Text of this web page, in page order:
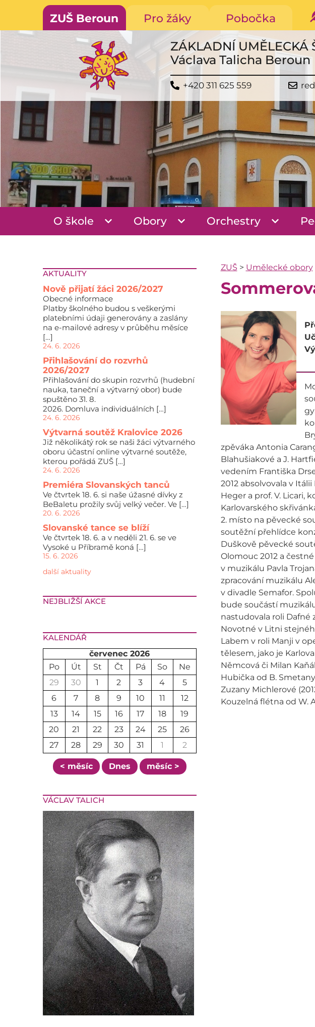
ZUŠ Beroun Pro žáky Pobočka
ZÁKLADNÍ UMĚLECKÁ
Václava Talicha Beroun
+420 311 625 559
O škole Obory Orchestry
AKTUALITY
Nově přijatí žáci 2026/2027
Obecné informace
Platby školného budou s veškerými
platebními údaji generovány a zaslány
na e-mailové adresy v průběhu měsíce
[…]
24. 6. 2026
Přihlašování do rozvrhů
2026/2027
Přihlašování do skupin rozvrhů (hudební
nauka, taneční a výtvarný obor) bude
spuštěno 31. 8.
2026. Domluva individuálních […]
24. 6. 2026
Výtvarná soutěž Kralovice 2026
Již několikátý rok se naši žáci výtvarného
oboru účastní online výtvarné soutěže,
kterou pořádá ZUŠ […]
24. 6. 2026
Premiéra Slovanských tanců
Ve čtvrtek 18. 6. si naše úžasné dívky z
BeBaletu prožily svůj velký večer. Ve […]
20. 6. 2026
Slovanské tance se blíží
Ve čtvrtek 18. 6. a v neděli 21. 6. se ve
Vysoké u Příbramě koná […]
15. 6. 2026
další aktuality
NEJBLIŽŠÍ AKCE
KALENDÁŘ
červenec 2026
Po
Út St Čt Pá So
Ne
29
30 1 2 3 4
5
6
7 8 9 10 11
12
13
14 15 16 17 18
19
20
21 22 23 24 25
26
27
28 29 30 31 1 2
< měsíc Dnes měsíc >
VÁCLAV TALICH
ZUŠ > Umělecké obory
zpěváka Antonia
Blahušiakové a J.
vedením Františka
2012 absolvovala v
Heger a prof. V. Licari,
Karlovarského
2. místo na pěvecké
soutěžní přehlídce
Duškově pěvecké
Olomouc 2012 a
v muzikálu Pavla
zpracování muzikálu
v divadle Semafor.
bude součástí
nastudovala roli Dafné
Novotné v Litni
Labem v roli Manji v
tělesem, jako je
Němcová či Milan
Hubička od B.
Zuzany Michlerové
Kouzelná flétna od W.